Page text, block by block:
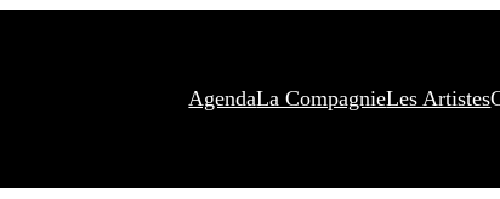
AgendaLa CompagnieLes Artistes